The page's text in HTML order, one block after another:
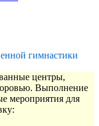
гимнастики
центры,
Выполнение
мероприятия для